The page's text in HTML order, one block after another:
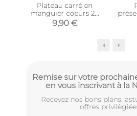
Plateau carré en
manguier coeurs 20
cm
9,90 €
Remise sur votre
en vous inscrivant à la
Recevez nos bons plans,
offres